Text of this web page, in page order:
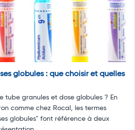
globules : que choisir et quelles
tube granules et dose globules ? En
comme chez Rocal, les termes
globules" font référence à deux